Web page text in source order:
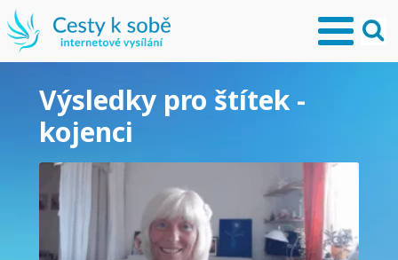
Výsledky pro štítek -
kojenci